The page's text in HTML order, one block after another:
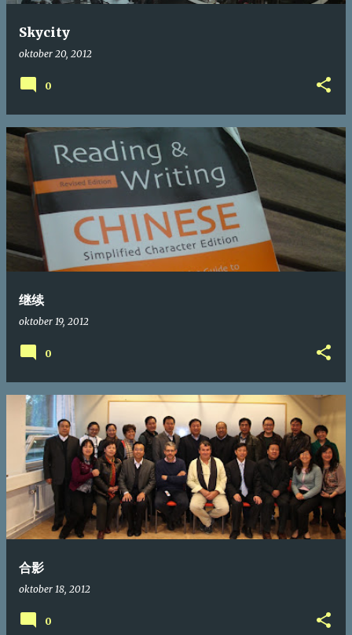
Skycity
oktober 20, 2012
0
继续
oktober 19, 2012
0
合影
oktober 18, 2012
0